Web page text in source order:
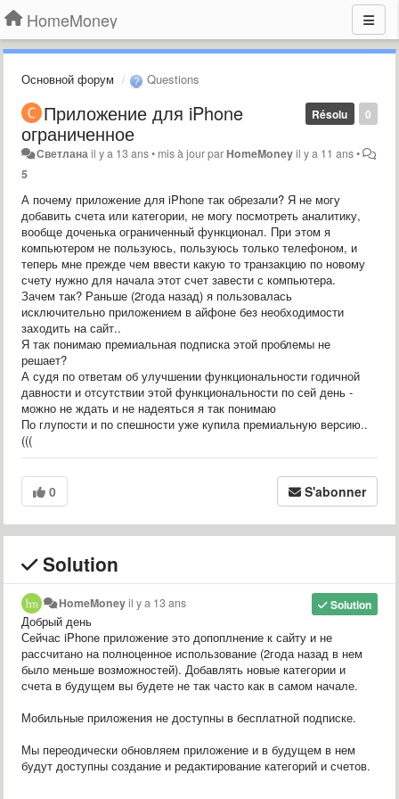
HomeMoney
Основной форум Questions
0
Résolu
Приложение для iPhone
ограниченное
Светлана il y a 13 ans• mis à jour par HomeMoneyil y a 11 ans•
5
А почему приложение для iPhone так обрезали? Я не могу
добавить счета или категории, не могу посмотреть аналитику,
вообще доченька ограниченный функционал. При этом я
компьютером не пользуюсь, пользуюсь только телефоном, и
теперь мне прежде чем ввести какую то транзакцию по новому
счету нужно для начала этот счет завести с компьютера.
Зачем так? Раньше (2года назад) я пользовалась
исключительно приложением в айфоне без необходимости
заходить на сайт..
Я так понимаю премиальная подписка этой проблемы не
решает?
А судя по ответам об улучшении функциональности годичной
давности и отсутствии этой функциональности по сей день -
можно не ждать и не надеяться я так понимаю
По глупости и по спешности уже купила премиальную версию..
(((
0 S'abonner
Solution
Solution
HomeMoneyil y a 13 ans
Добрый день
Сейчас iPhone приложение это допоплнение к сайту и не
рассчитано на полноценное использование (2года назад в нем
было меньше возможностей). Добавлять новые категории и
счета в будущем вы будете не так часто как в самом начале.
Мобильные приложения не доступны в бесплатной подписке.
Мы переодически обновляем приложение и в будущем в нем
будут доступны создание и редактирование категорий и счетов.